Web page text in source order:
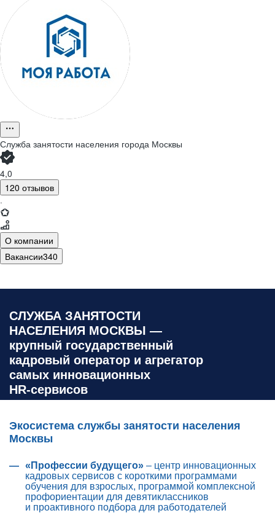
Служба занятости населения города Москвы
4,0
120 отзывов
·
О компании
Вакансии340
СЛУЖБА ЗАНЯТОСТИ
НАСЕЛЕНИЯ МОСКВЫ —
крупный государственный
кадровый оператор и агрегатор
самых инновационных
HR‑сервисов
Экосистема службы занятости населения
Москвы
«Профессии будущего» – центр инновационных
кадровых сервисов с короткими программами
обучения для взрослых, программой комплексной
профориентации для девятиклассников
и проактивного подбора для работодателей